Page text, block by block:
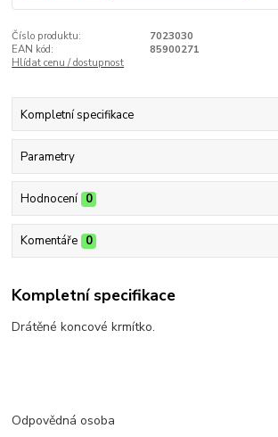
Číslo produktu:
7023030
EAN kód:
85900271
Hlídat cenu / dostupnost
Kompletní specifikace
Parametry
Hodnocení 0
Komentáře 0
Kompletní specifikace
Drátěné koncové krmítko.
Odpovědná osoba